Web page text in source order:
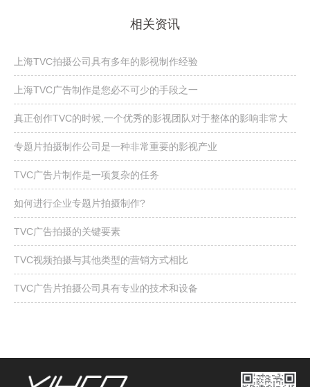
相关资讯
上海TVC拍摄公司具有多年的影视制作经验
上海TVC广告制作是您必不可少的手段之一
真正创作TVC的时候,一个优秀的影视团队对于整体的影响非常大
专题片拍摄制作公司是一种非常重要的影视产业
TVC广告片制作是一项复杂的任务
如何进行企业专题片拍摄制作?
TVC广告拍摄的关键要素
TVC视频拍摄与其他类型的营销方式相比
TVC广告片拍摄公司具有专业的技术和设备